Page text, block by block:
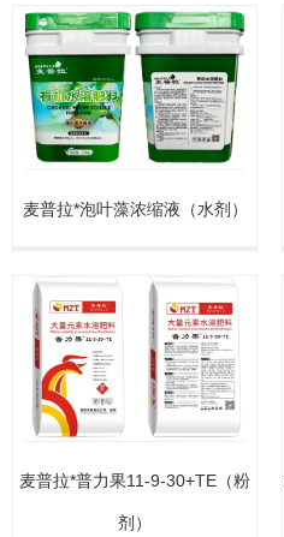
麦普拉*泡叶藻浓缩液（水剂）
麦普拉*普力果11-9-30+TE（粉
剂）